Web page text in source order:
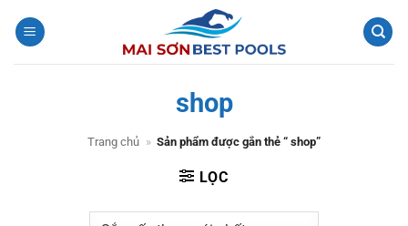
qua
shop
Trang chủ » Sản phẩm được gắn thẻ “ shop”
LỌC